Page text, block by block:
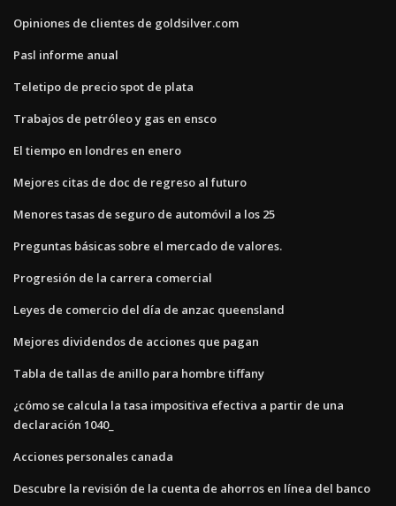
Opiniones de clientes de goldsilver.com
Pasl informe anual
Teletipo de precio spot de plata
Trabajos de petróleo y gas en ensco
El tiempo en londres en enero
Mejores citas de doc de regreso al futuro
Menores tasas de seguro de automóvil a los 25
Preguntas básicas sobre el mercado de valores.
Progresión de la carrera comercial
Leyes de comercio del día de anzac queensland
Mejores dividendos de acciones que pagan
Tabla de tallas de anillo para hombre tiffany
¿cómo se calcula la tasa impositiva efectiva a partir de una
declaración 1040_
Acciones personales canada
Descubre la revisión de la cuenta de ahorros en línea del banco